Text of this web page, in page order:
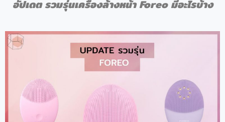
อัปเดต รวมรุ่นเครื่องล้างหน้าForeo มีอะไรบ้าง